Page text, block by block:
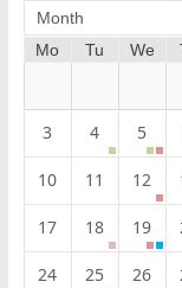
Month
Mo
Tu We
3 4 5
10 11 12
17 18 19
24 25 26